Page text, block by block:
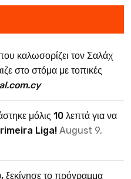
καλωσορίζει τον Σαλάχ
στο στόμα με τοπικές
μόλις 10 λεπτά για να
Liga! August 9,
το πρόγραμμα